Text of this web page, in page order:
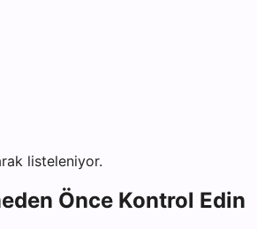
listeleniyor.
Önce Kontrol Edin